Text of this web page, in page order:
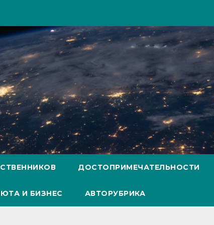
ДОСТОПРИМЕЧАТЕЛЬНОСТИ
И БИЗНЕС АВТОРУБРИКА